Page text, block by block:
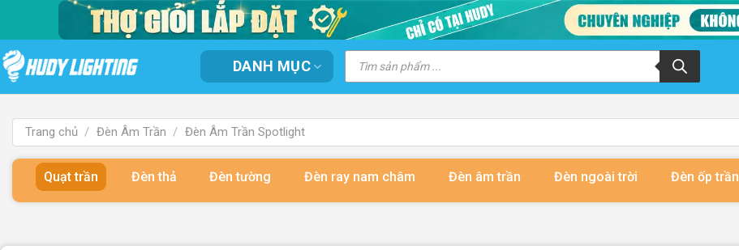
nội
dung
DANH MỤC
Tìm
kiếm
sản
phẩm
Trang chủ / Đèn Âm Trần / Đèn Âm Trần Spotlight
Quạt trần Đèn thả Đèn tường Đèn ray nam châm Đèn âm trần Đèn ngoài trời Đèn ốp trần